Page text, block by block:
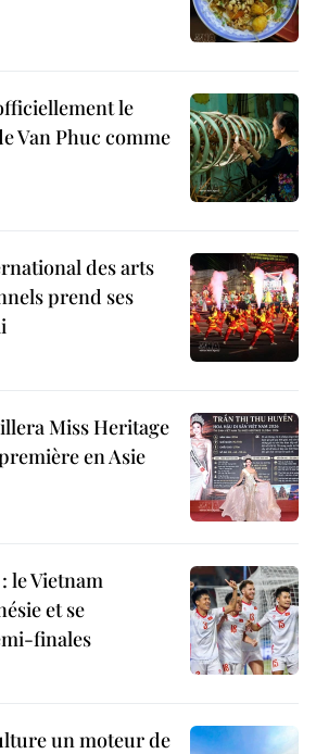
le
Van Phuc comme
des arts
prend ses
Miss Heritage
en Asie
le Vietnam
et se
finales
un moteur de